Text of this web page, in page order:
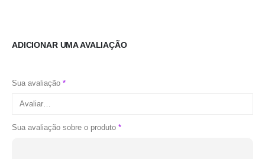
ADICIONAR UMA AVALIAÇÃO
Sua avaliação *
Sua avaliação sobre o produto *